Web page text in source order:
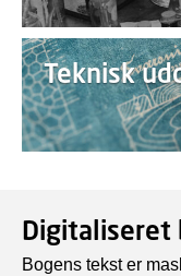
Teknisk
Digitaliseret
Bogens tekst er